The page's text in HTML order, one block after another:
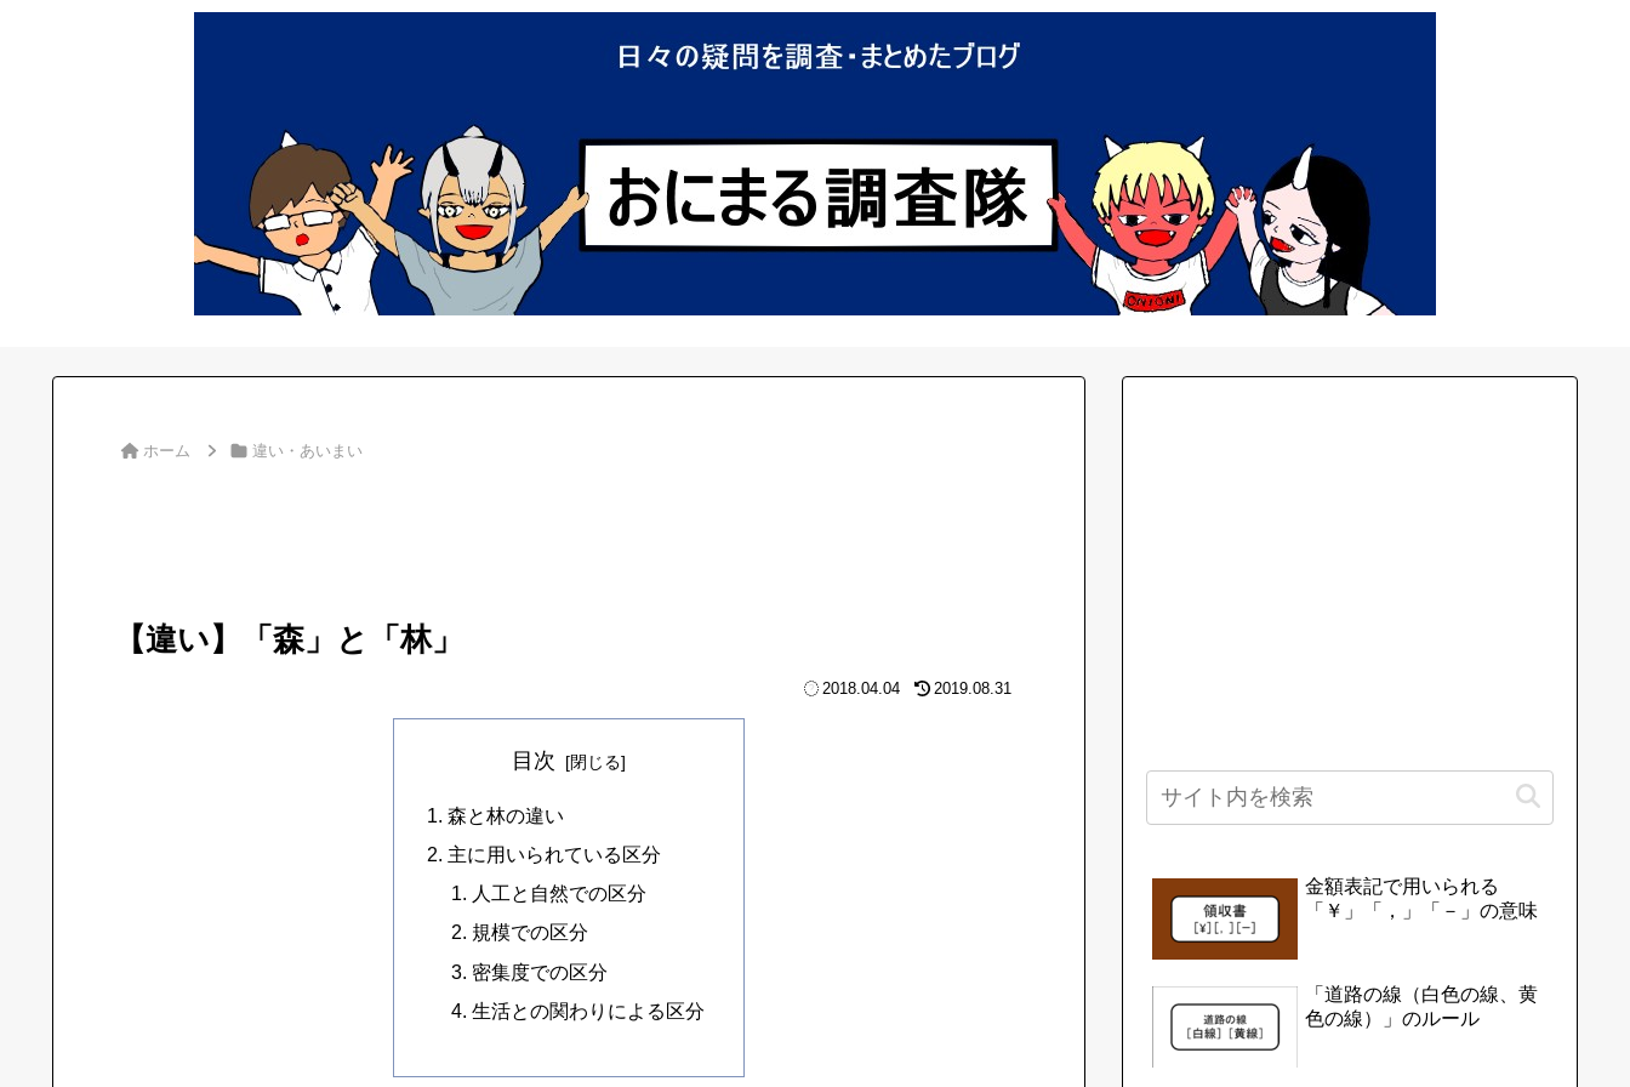
ホーム 違い・あいまい
【違い】「森」と「林」
2018.04.04 2019.08.31
目次
森と林の違い
主に用いられている区分
人工と自然での区分
規模での区分
密集度での区分
生活との関わりによる区分
金額表記で用いられる
「￥」「，」「－」の意味
「道路の線（白色の線、黄
色の線）」のルール